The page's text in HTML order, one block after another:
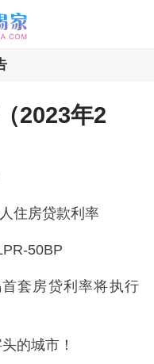
2023年2
住房贷款利率
50BP
套房贷利率将执行
的城市！